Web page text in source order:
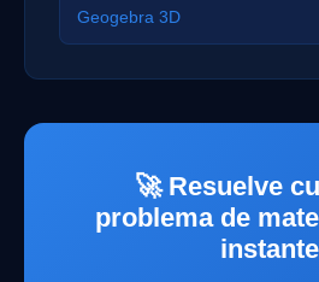
Geogebra 3D
🚀 Resuelve
problema de
instante